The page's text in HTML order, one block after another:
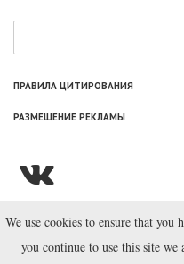
ПРАВИЛА ЦИТИРОВАНИЯ
РАЗМЕЩЕНИЕ РЕКЛАМЫ
© ООО
We use cookies to ensure that you
you continue to use this site we